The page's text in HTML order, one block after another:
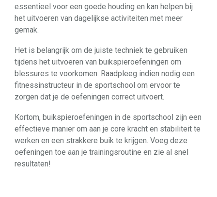
essentieel voor een goede houding en kan helpen bij
het uitvoeren van dagelijkse activiteiten met meer
gemak.
Het is belangrijk om de juiste techniek te gebruiken
tijdens het uitvoeren van buikspieroefeningen om
blessures te voorkomen. Raadpleeg indien nodig een
fitnessinstructeur in de sportschool om ervoor te
zorgen dat je de oefeningen correct uitvoert.
Kortom, buikspieroefeningen in de sportschool zijn een
effectieve manier om aan je core kracht en stabiliteit te
werken en een strakkere buik te krijgen. Voeg deze
oefeningen toe aan je trainingsroutine en zie al snel
resultaten!